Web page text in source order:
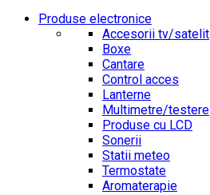
Produse electronice
Accesorii tv/satelit
Boxe
Cantare
Control acces
Lanterne
Multimetre/testere
Produse cu LCD
Sonerii
Statii meteo
Termostate
Aromaterapie